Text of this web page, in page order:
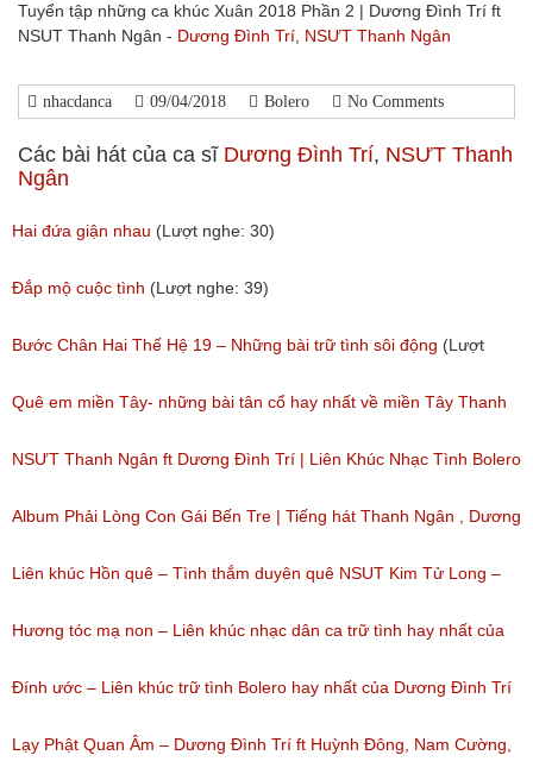
Tuyển tập những ca khúc Xuân 2018 Phần 2 | Dương Đình Trí ft
NSUT Thanh Ngân - Dương Đình Trí NSƯT Thanh Ngân
nhacdanca 09/04/2018 Bolero No Comments
Các bài hát của ca sĩ Dương Đình Trí, NSƯT Thanh
Ngân
Hai đứa giận nhau (Lượt nghe: 30)
Đắp mộ cuộc tình (Lượt nghe: 39)
Bước Chân Hai Thế Hệ 19 – Những bài trữ tình sôi động (Lượt
nghe: 85)
Quê em miền Tây- những bài tân cổ hay nhất về miền Tây Thanh
Ngân – Dương Đình Trí
(Lượt nghe: 30)
NSƯT Thanh Ngân ft Dương Đình Trí | Liên Khúc Nhạc Tình Bolero
Tuyển Chọn | 2018
(Lượt nghe: 137)
Album Phải Lòng Con Gái Bến Tre | Tiếng hát Thanh Ngân , Dương
Đình Trí | 2018
(Lượt nghe: 342)
Liên khúc Hồn quê – Tình thắm duyên quê NSUT Kim Tử Long –
NSUT Thanh Ngân
(Lượt nghe: 35)
Hương tóc mạ non – Liên khúc nhạc dân ca trữ tình hay nhất của
NSUT Thanh Ngân, Dương Đình Trí
(Lượt nghe: 84)
Đính ước – Liên khúc trữ tình Bolero hay nhất của Dương Đình Trí
– NSUT Thanh Ngân
Lạy Phật Quan Âm – Dương Đình Trí ft Huỳnh Đông, Nam Cường,